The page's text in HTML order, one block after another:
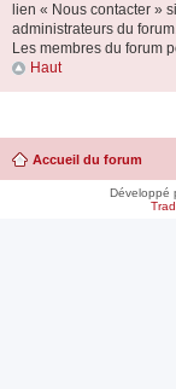
lien « Nous contacter »
administrateurs du
Les membres du forum
Haut
Accueil du forum
Développé